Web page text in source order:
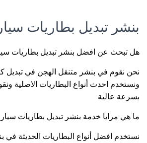
بنشر تبديل بطاريات
هل تبحث عن افضل بنشر تبديل بطاريات
نحن نقوم في بنشر متنقل الهجن في تبديل
ونستخدم احدث أنواع البطاريات الاصلية
بسرعة عالية
ما هي مزايا خدمة بنشر تبديل بطاريات
نستخدم افضل أنواع البطاريات الحديثة في